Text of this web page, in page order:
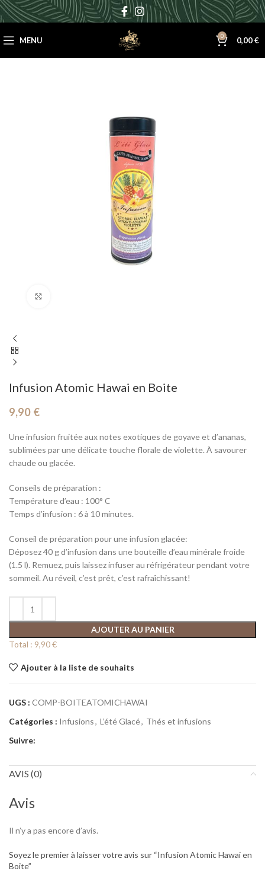
MENU 0 0,00€
Infusion Atomic Hawai en Boite
9,90 €
Une infusion fruitée aux notes exotiques de goyave et d’ananas,
sublimées par une délicate touche florale de violette. À savourer
chaude ou glacée.
Conseils de préparation :
Température d’eau : 100° C
Temps d’infusion : 6 à 10 minutes.
Conseil de préparation pour une infusion glacée:
Déposez 40 g d’infusion dans une bouteille d’eau minérale froide
(1.5 l). Remuez, puis laissez infuser au réfrigérateur pendant votre
sommeil. Au réveil, c’est prêt, c’est rafraîchissant!
AJOUTER AU PANIER
Total : 9,90 €
Ajouter à la liste de souhaits
UGS : COMP-BOITEATOMICHAWAI
Catégories : Infusions, L’été Glacé, Thés et infusions
Suivre:
AVIS (0)
Avis
Il n’y a pas encore d’avis.
Soyez le premier à laisser votre avis sur “Infusion Atomic Hawai en
Boite”